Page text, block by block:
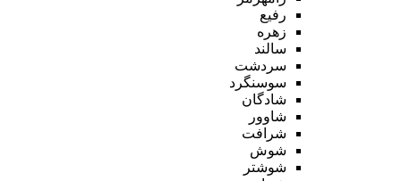
رفیع
زهره
سالند
سردشت
سوسنگرد
شادگان
شاوور
شرافت
شوش
شوشتر